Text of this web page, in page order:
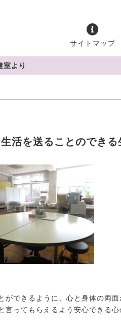
サイトマップ
室より
活を送ることのできる
できるように、心と身体の両
ってもらえるよう安心できる